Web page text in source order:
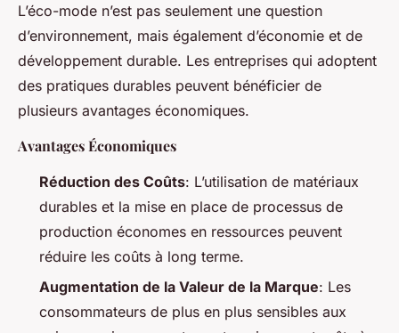
L’éco-mode n’est pas seulement une question
d’environnement, mais également d’économie et de
développement durable. Les entreprises qui adoptent
des pratiques durables peuvent bénéficier de
plusieurs avantages économiques.
Avantages Économiques
Réduction des Coûts: L’utilisation de matériaux
durables et la mise en place de processus de
production économes en ressources peuvent
réduire les coûts à long terme.
Augmentation de la Valeur de la Marque: Les
consommateurs de plus en plus sensibles aux